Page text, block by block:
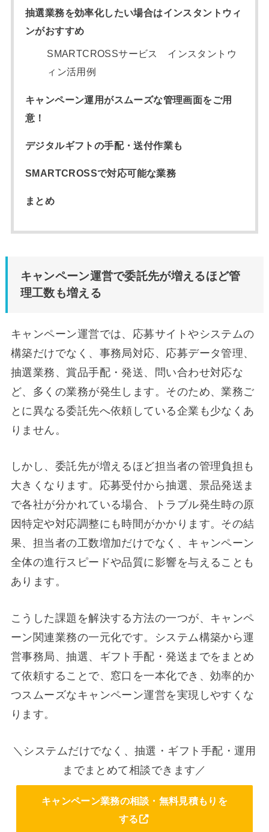
抽選業務を効率化したい場合はインスタントウィ
ンがおすすめ
SMARTCROSSサービス インスタントウ
ィン活用例
キャンペーン運用がスムーズな管理画面をご用
意！
デジタルギフトの手配・送付作業も
SMARTCROSSで対応可能な業務
まとめ
キャンペーン運営で委託先が増えるほど管
理工数も増える
キャンペーン運営では、応募サイトやシステムの
構築だけでなく、事務局対応、応募データ管理、
抽選業務、賞品手配・発送、問い合わせ対応な
ど、多くの業務が発生します。そのため、業務ご
とに異なる委託先へ依頼している企業も少なくあ
りません。
しかし、委託先が増えるほど担当者の管理負担も
大きくなります。応募受付から抽選、景品発送ま
で各社が分かれている場合、トラブル発生時の原
因特定や対応調整にも時間がかかります。その結
果、担当者の工数増加だけでなく、キャンペーン
全体の進行スピードや品質に影響を与えることも
あります。
こうした課題を解決する方法の一つが、キャンペ
ーン関連業務の一元化です。システム構築から運
営事務局、抽選、ギフト手配・発送までをまとめ
て依頼することで、窓口を一本化でき、効率的か
つスムーズなキャンペーン運営を実現しやすくな
ります。
＼システムだけでなく、抽選・ギフト手配・運用
までまとめて相談できます／
キャンペーン業務の相談・無料見積もりを
する